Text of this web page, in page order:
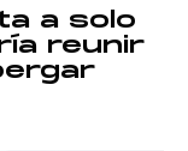
a solo
reunir